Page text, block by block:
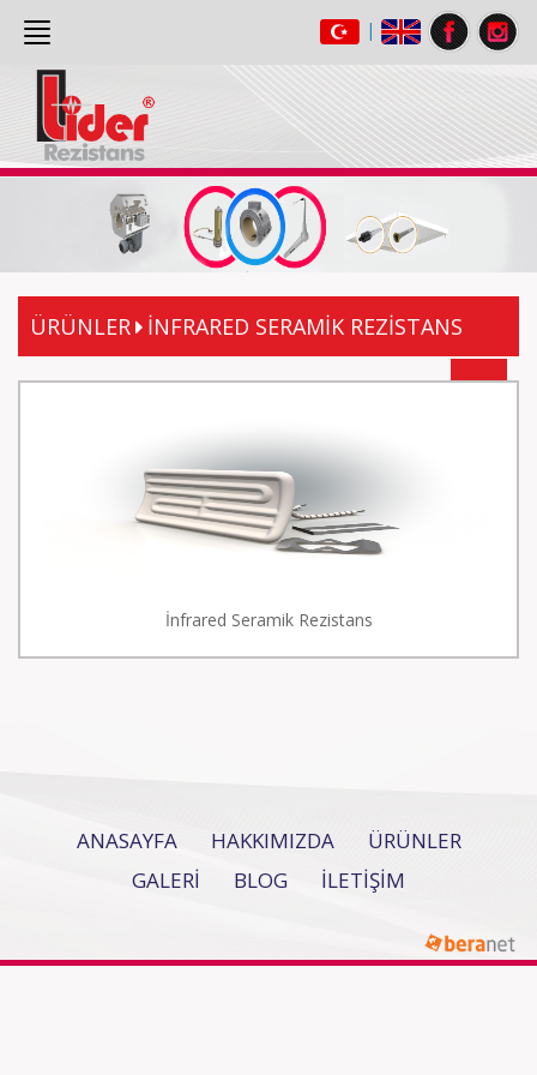
|
ANASAYFA
(current)
HAKKIMIZDA
ÜRÜNLER İNFRARED SERAMİK REZİSTANS
Geri
İnfrared Seramik Rezistans
ANASAYFA HAKKIMIZDA
ÜRÜNLER
GALERİ
BLOG İLETİŞİM